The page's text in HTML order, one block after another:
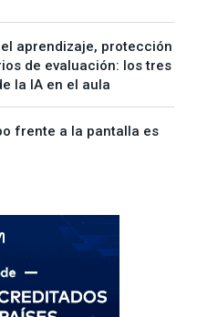
aprendizaje, protección
de evaluación: los tres
la IA en el aula
frente a la pantalla es